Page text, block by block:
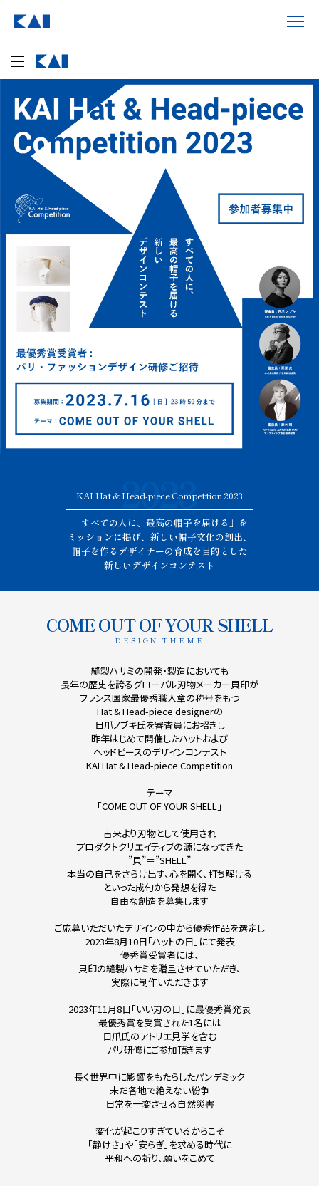
KAI Hat & Head-piece Competition 2023
「すべての人に、最高の帽子を届ける」を
ミッションに掲げ、新しい帽子文化の創出、
帽子を作るデザイナーの育成を目的とした
新しいデザインコンテスト
COME OUT OF YOUR SHELL
DESIGN THEME
縫製ハサミの開発・製造においても
長年の歴史を誇るグローバル刃物メーカー貝印が
フランス国家最優秀職人章の称号をもつ
Hat & Head-piece designerの
日爪ノブキ氏を審査員にお招きし
昨年はじめて開催したハットおよび
ヘッドピースのデザインコンテスト
KAI Hat & Head-piece Competition
テーマ
「COME OUT OF YOUR SHELL」
古来より刃物として使用され
プロダクトクリエイティブの源になってきた
”貝”＝”SHELL”
本当の自己をさらけ出す、心を開く、打ち解ける
といった成句から発想を得た
自由な創造を募集します
ご応募いただいたデザインの中から優秀作品を選定し
2023年8月10日「ハットの日」にて発表
優秀賞受賞者には、
貝印の縫製ハサミを贈呈させていただき、
実際に制作いただきます
2023年11月8日「いい刃の日」に最優秀賞発表
最優秀賞を受賞された1名には
日爪氏のアトリエ見学を含む
パリ研修にご参加頂きます
長く世界中に影響をもたらしたパンデミック
未だ各地で絶えない紛争
日常を一変させる自然災害
変化が起こりすぎているからこそ
「静けさ」や「安らぎ」を求める時代に
平和への祈り、願いをこめて